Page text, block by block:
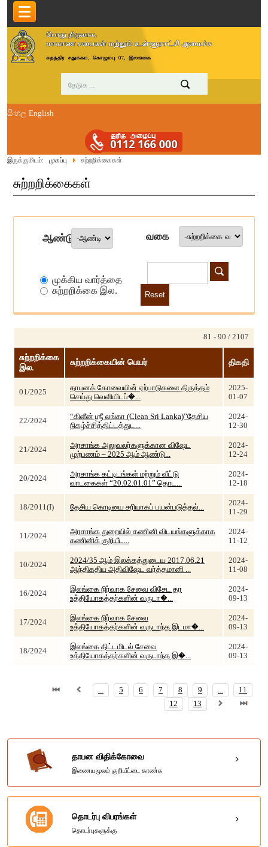
සිංහල English
இருக்குமிடம்: முகப்பு சுற்றறிக்கைகள்
சுற்றறிக்கைகள்
ஆண்டு வகை
முக்கிய வார்த்தை
சுற்றறிக்கை இல.
Reset
81 - 90 / 2107
சுற்றறிக்கை
இல.
சுற்றறிக்கையின் பெயர் திகதி
01/2025
தாபனக் கோவையின் ஏற்பாடுகளை திருத்தம்
செய்து வெளியிடப்�...
2025-
01-07
22/2024
“கிளீன் ஶ்ரீ லங்கா (Clean Sri Lanka)”தேசிய
நிகழ்ச்சித்திட்டத்துட...
2024-
12-30
21/2024
அரசாங்க அலுவலர்களுக்கான விஷேட
முற்பணம் – 2025 ஆம் ஆண்டு...
2024-
12-24
20/2024
அரசாங்க கட்டிடங்கள் மற்றும் வீட்டு
வாடகைகள் “20.02.01.01” தொட...
2024-
12-18
18/2011(I) தேசிய கொடியை சரியாகப் பயன்படுத்தல்...
2024-
11-29
11/2024
அரசாங்க துறையில் கணினி விடயங்களுக்காக
கணினிக் குறியீட...
2024-
11-12
10/2024
2024/35 ஆம் இலக்கத்துடைய 2017.06.21
ஆந்திகதிய அதிவிஷேட வர்த்தமானி ...
2024-
11-08
16/2024
இலங்கை நிர்வாக சேவை விசேட தர
உத்தியோகத்தர்களின் வருடா�...
2024-
09-13
17/2024
இலங்கை நிர்வாக சேவை
உத்தியோகத்தர்களின் வருடாந்த இடமா�...
2024-
09-13
18/2024
இலங்கை திட்டமிடல் சேவை
உத்தியோகத்தர்களின் வருடாந்த இ�...
2024-
09-13
... 5 6 7 8 9 ...
11
12
13
தாபன விதிக்கோவை
இணையமூலம் குறியீட்டை காண்க
தொடர்பு விபரங்கள்
தொடர்புகளுக்கு